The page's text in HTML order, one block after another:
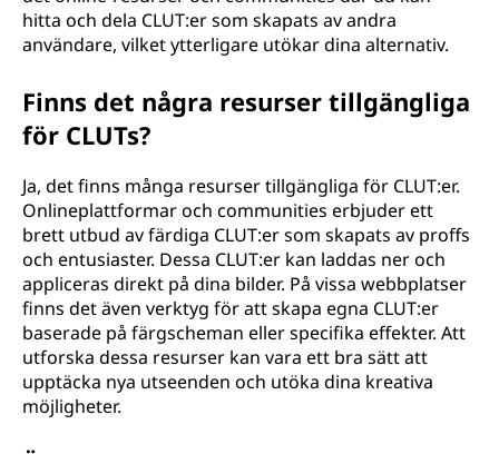
hitta och dela CLUT:er som skapats av andra
användare, vilket ytterligare utökar dina alternativ.
Finns det några resurser tillgängliga
för CLUTs?
Ja, det finns många resurser tillgängliga för CLUT:er.
Onlineplattformar och communities erbjuder ett
brett utbud av färdiga CLUT:er som skapats av proffs
och entusiaster. Dessa CLUT:er kan laddas ner och
appliceras direkt på dina bilder. På vissa webbplatser
finns det även verktyg för att skapa egna CLUT:er
baserade på färgscheman eller specifika effekter. Att
utforska dessa resurser kan vara ett bra sätt att
upptäcka nya utseenden och utöka dina kreativa
möjligheter.